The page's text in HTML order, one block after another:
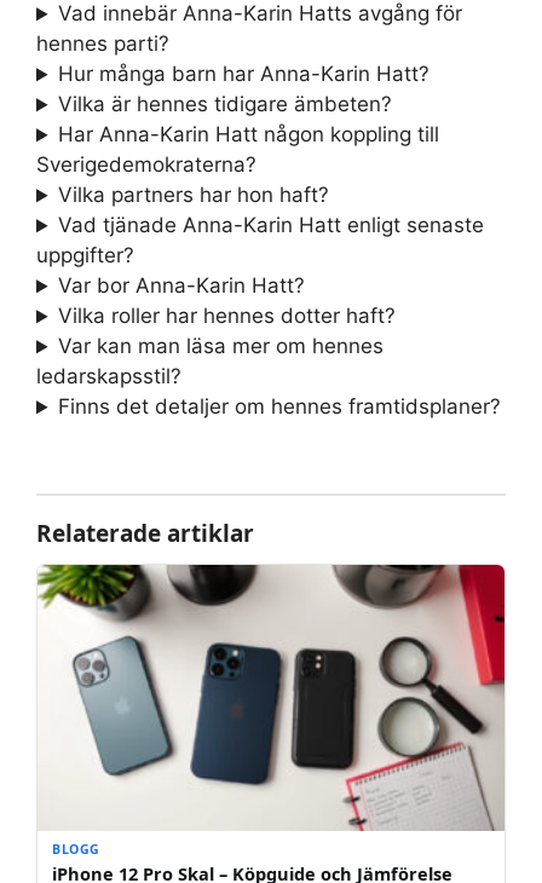
Vad innebär Anna-Karin Hatts avgång för
hennes parti?
Hur många barn har Anna-Karin Hatt?
Vilka är hennes tidigare ämbeten?
Har Anna-Karin Hatt någon koppling till
Sverigedemokraterna?
Vilka partners har hon haft?
Vad tjänade Anna-Karin Hatt enligt senaste
uppgifter?
Var bor Anna-Karin Hatt?
Vilka roller har hennes dotter haft?
Var kan man läsa mer om hennes
ledarskapsstil?
Finns det detaljer om hennes framtidsplaner?
Relaterade artiklar
BLOGG
iPhone 12 Pro Skal – Köpguide och Jämförelse